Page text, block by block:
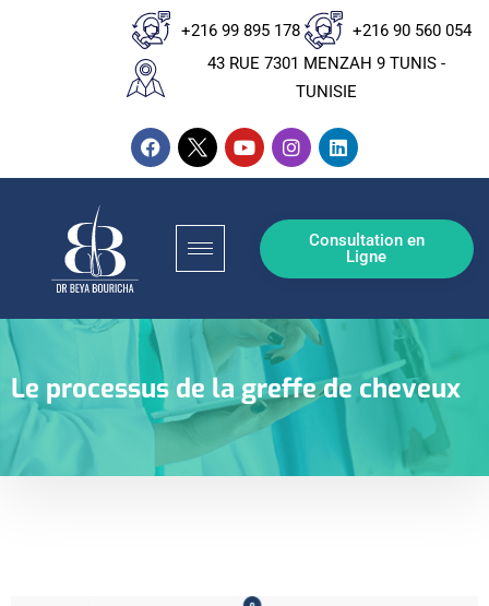
+216 99 895 178
+216 90 560 054
43 RUE 7301 MENZAH 9 TUNIS -
TUNISIE
Consultation en
Ligne
Le processus de la greffe de cheveux